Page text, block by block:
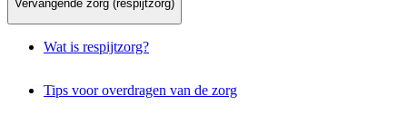
Vervangende zorg (respijtzorg)
Wat is respijtzorg?
Tips voor overdragen van de zorg